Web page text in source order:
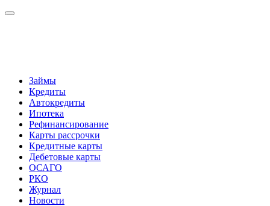
Займы
Кредиты
Автокредиты
Ипотека
Рефинансирование
Карты рассрочки
Кредитные карты
Дебетовые карты
ОСАГО
РКО
Журнал
Новости